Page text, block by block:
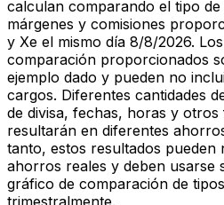
calculan comparando el tipo
márgenes y comisiones
y Xe el mismo día 8/8/2026.
comparación proporcionados
ejemplo dado y pueden no
cargos. Diferentes cantidades
de divisa, fechas, horas y otros
resultarán en diferentes
tanto, estos resultados pueden
ahorros reales y deben usarse
gráfico de comparación de
trimestralmente.